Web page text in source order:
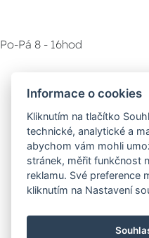
Po-Pá 8 - 16hod
Poradna
Možnosti dopravy
Bezpečná a rychlá platba
Informace o cookies
Kliknutím na tlačítko
technické, analytické a
abychom vám mohli
stránek, měřit funkčnost
reklamu. Své preference
kliknutím na Nastavení